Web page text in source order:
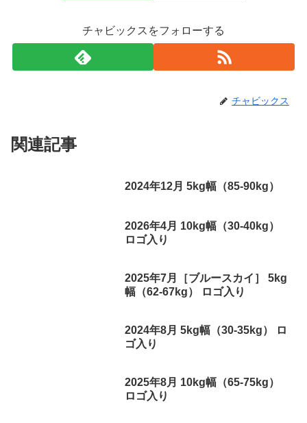
チャビックスをフォローする
チャビックス
関連記事
2024年12月 5kg幅（85-90kg）
2026年4月 10kg幅（30-40kg）
ロゴ入り
2025年7月［ブルースカイ］ 5kg
幅（62-67kg） ロゴ入り
2024年8月 5kg幅（30-35kg） ロ
ゴ入り
2025年8月 10kg幅（65-75kg）
ロゴ入り